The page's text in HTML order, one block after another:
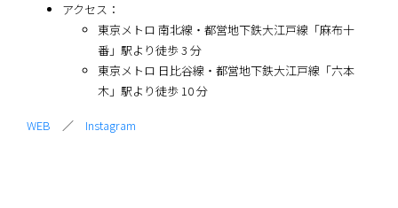
アクセス：
東京メトロ 南北線・都営地下鉄大江戸線「麻布十
番」駅より徒歩 3 分
東京メトロ 日比谷線・都営地下鉄大江戸線「六本
木」駅より徒歩 10 分
WEB ／ Instagram